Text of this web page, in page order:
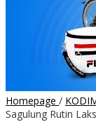
Homepage /
Sagulung Rutin